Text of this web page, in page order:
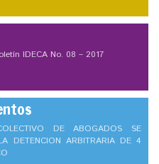
IDECA No. 08 – 2017
DE ABOGADOS SE
DETENCION ARBITRARIA DE 4